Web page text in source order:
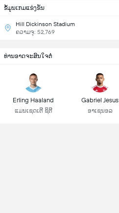
ຂ້ໍມູນເກມແຂ່ງຂັນ
Hill Dickinson Stadium
ຄວາມຈຸ: 52,769
ທ່ານອາດຈະສົນໃຈຕໍ່
Erling Haaland
ແມນເຊດເຕີ ຊິຕີ
Gabriel Jesus
ອາເຊນອລ